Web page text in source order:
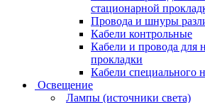
стационарной
Провода и шнуры
Кабели контрольные
Кабели и провода для
прокладки
Кабели специального
Освещение
Лампы (источники света)